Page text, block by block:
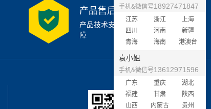
产品售后支持
产品技术支持7x24小时保
障
手机&微信号18927471847
江苏 浙江
上海
四川
河南
新疆
青海
海南 港澳台
袁小姐
手机&微信号13612971596
广东 重庆
湖北
福建
甘肃
陕西
山西
内蒙古 贵州